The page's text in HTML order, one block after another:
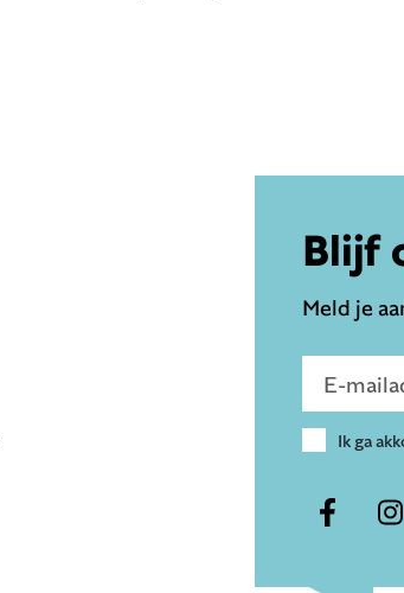
Blijf
Meld je
Ik ga